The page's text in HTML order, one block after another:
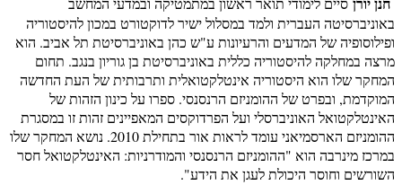
באוניברסיטה העברית ולמד במסלול ישיר לדוקטורט במכון להיסטוריה
ופילוסופיה של המדעים והרעיונות ע"ש כהן באוניברסיטת תל אביב. הוא
מרצה במחלקה להיסטוריה כללית באוניברסיטת בן גוריון בנגב. תחום
המחקר שלו הוא היסטוריה אינטלקטואלית ותרבותית של העת החדשה
המוקדמת, ובפרט של ההומניזם הרנסנסי. ספרו על כינון הזהות של
האינטלקטואל האוניברסלי ועל הפרדוקסים המאפיינים זהות זו במסגרת
ההומניזם הארסמיאני עומד לראות אור בתחילת 2010. נושא המחקר שלו
במרכז מינרבה הוא "ההומניזם הרנסנסי והמודרניות: האינטלקטואל חסר
השורשים וחוסר היכולת לעגן את הידע".